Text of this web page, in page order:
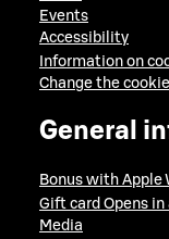
Events
Accessibility
Information on
Change the
General
Bonus with Apple
Gift card Opens
Media